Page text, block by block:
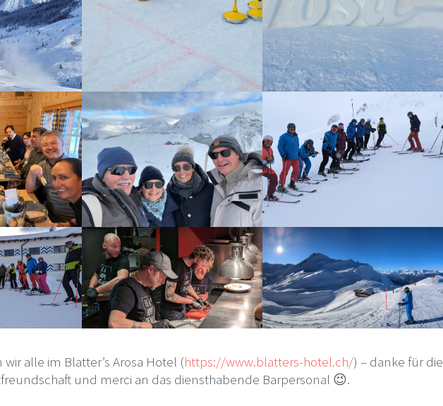
alle im Blatter’s Arosa Hotel (https://www.blatters-hotel.ch/) – danke für die
und merci an das diensthabende Barpersonal 😉.